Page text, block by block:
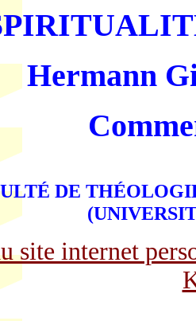
Hermann
DE
site internet